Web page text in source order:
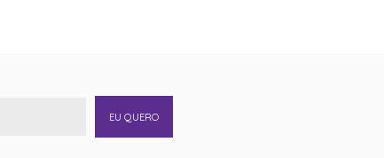
EU QUERO